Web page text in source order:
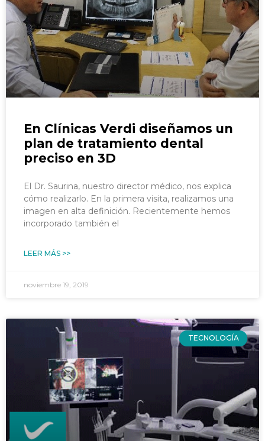
En Clínicas Verdi diseñamos un
plan de tratamiento dental
preciso en 3D
El Dr. Saurina, nuestro director médico, nos explica
cómo realizarlo. En la primera visita, realizamos una
imagen en alta definición. Recientemente hemos
incorporado también el
LEER MÁS >>
noviembre 19, 2019
TECNOLOGÍA